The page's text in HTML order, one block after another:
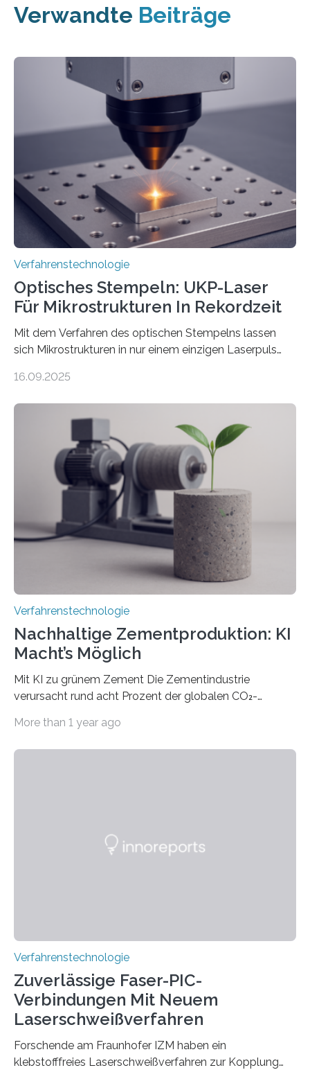
Verwandte Beiträge
Verfahrenstechnologie
Optisches Stempeln: UKP-Laser
Für Mikrostrukturen In Rekordzeit
Mit dem Verfahren des optischen Stempelns lassen
sich Mikrostrukturen in nur einem einzigen Laserpuls
zeitaufwändiges Abscannen der Fläche. Am Fraunhofer
RWTH Aachen den Strahl eines Ultrakurzpulslasers
mithilfe eines Spatial Light Modulators (SLM) exakt in
das gewünschte Muster und bringen es direkt auf die
Werkstückoberfläche. Das beschleunigt die
Bearbeitung deutlich und eröffnet neue Möglichkeiten
für Branchen wie die stahl- und metallverarbeitende
Industrie oder die Glasverarbeitung. Erste Tests…
16.09.2025
Verfahrenstechnologie
Nachhaltige Zementproduktion: KI
Macht’s Möglich
Mit KI zu grünem Zement Die Zementindustrie
verursacht rund acht Prozent der globalen CO₂-
Flugverkehr. Forschende am Paul Scherrer Institut PSI
brennen, der Grundstoff für baufertigen Zement. Wenig
More than 1 year ago
Verfahrenstechnologie
Zuverlässige Faser-PIC-
Verbindungen Mit Neuem
Laserschweißverfahren
Forschende am Fraunhofer IZM haben ein
klebstofffreies Laserschweißverfahren zur Kopplung